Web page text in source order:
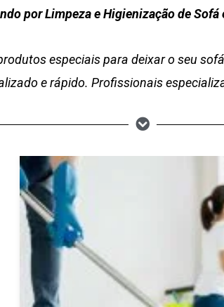
por Limpeza e Higienização de Sofá
especiais para deixar o seu
e rápido. Profissionais